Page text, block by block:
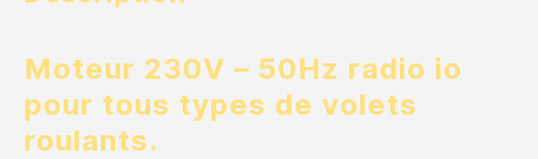
Moteur 230V – 50Hz radio io
pour tous types de volets
roulants.